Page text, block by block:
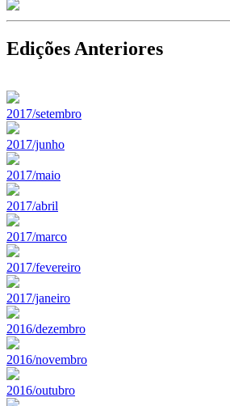
Edições Anteriores
2017/setembro
2017/junho
2017/maio
2017/abril
2017/marco
2017/fevereiro
2017/janeiro
2016/dezembro
2016/novembro
2016/outubro